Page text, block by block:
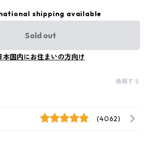
shipping available
Sold out
本国内にお住まいの方向け
通報する
(4062)